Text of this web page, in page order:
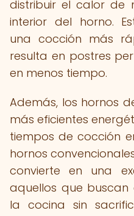
distribuir el calor de
interior del horno.
una cocción más
resulta en postres
en menos tiempo.
Además, los hornos
más eficientes
tiempos de cocción
hornos
convierte en una
aquellos que buscan
la cocina sin